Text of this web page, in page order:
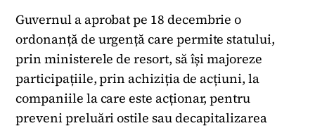
Guvernul a aprobat pe 18 decembrie o
ordonanță de urgență care permite statului,
prin ministerele de resort, să își majoreze
participațiile, prin achiziția de acțiuni, la
companiile la care este acționar, pentru
preveni preluări ostile sau decapitalizarea